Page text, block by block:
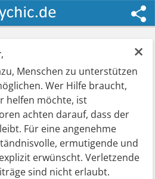
×
,
Menschen zu unterstützen
Wer Hilfe braucht,
helfen möchte, ist
achten darauf, dass der
Für eine angenehme
ermutigende und
erwünscht. Verletzende
sind nicht erlaubt.